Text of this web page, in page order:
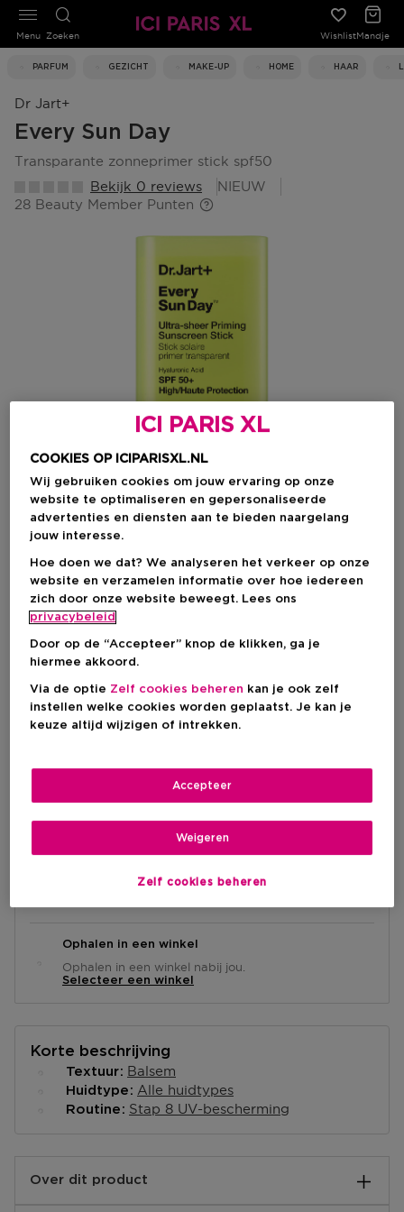
Zoeken WishlistMandje
PARFUM GEZICHT MAKE-UP HOME HAAR
Menu
Dr Jart+
Every Sun Day
transparante zonneprimer stick spf50
Bekijk 0 reviews
NIEUW
28 Beauty Member Punten
Kies je formaat
19 G Op voorraad
19 G
€ 28,00
Levering aan huis
Ophalen in een winkel
Ophalen in een winkel nabij jou.
Selecteer een winkel
Korte beschrijving
Textuur Balsem
Huidtype Alle huidtypes
Routine Stap 8 UV-bescherming
Over dit product
ICI PARIS XL
COOKIES OP ICIPARISXL.NL
Wij gebruiken cookies om jouw ervaring op onze
website te optimaliseren en gepersonaliseerde
advertenties en diensten aan te bieden naargelang
jouw interesse.
Hoe doen we dat? We analyseren het verkeer op onze
website en verzamelen informatie over hoe iedereen
zich door onze website beweegt. Lees ons
privacybeleid
Door op de “Accepteer” knop de klikken, ga je
hiermee akkoord.
Via de optie Zelf cookies beheren kan je ook zelf
instellen welke cookies worden geplaatst. Je kan je
keuze altijd wijzigen of intrekken.
Zelf cookies beheren
Weigeren
Accepteer